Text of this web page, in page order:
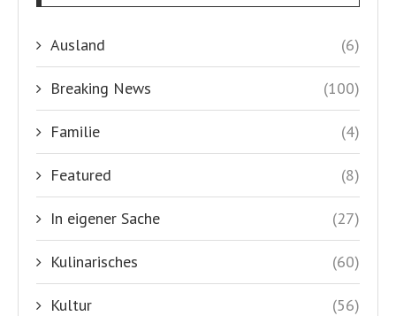
Ausland (6)
Breaking News (100)
Familie (4)
Featured (8)
In eigener Sache (27)
Kulinarisches (60)
Kultur (56)